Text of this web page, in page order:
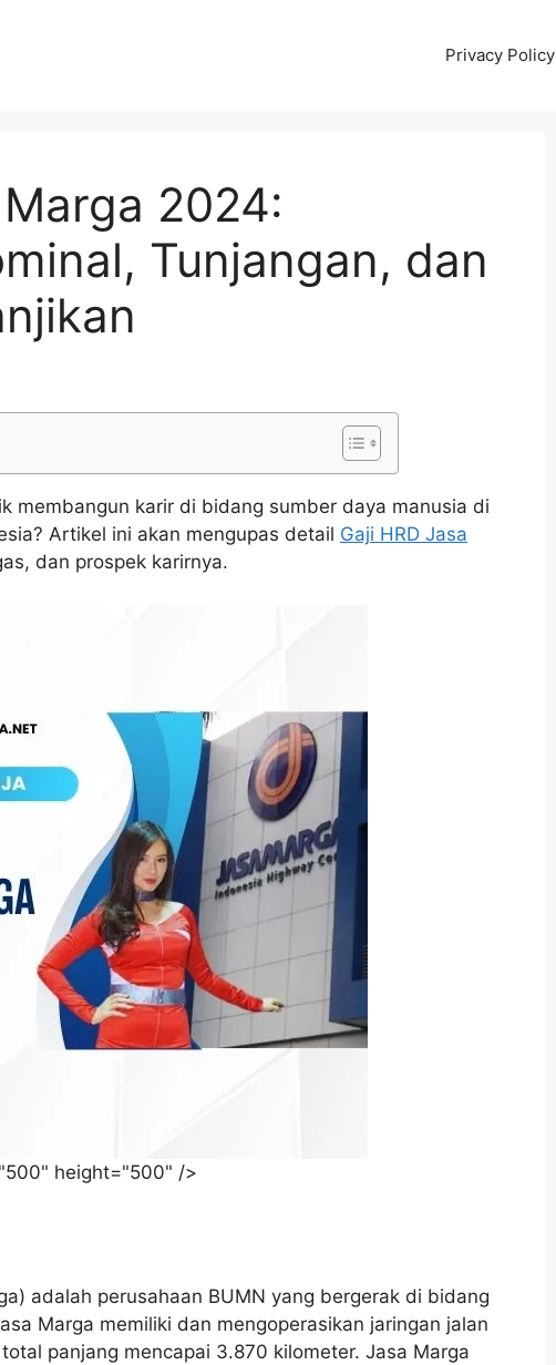
Privacy Policy
2024:
Tunjangan, dan
membangun karir di bidang sumber daya manusia di
Artikel ini akan mengupas detail Gaji HRD Jasa
dan prospek karirnya.
height="500" />
adalah perusahaan BUMN yang bergerak di bidang
Marga memiliki dan mengoperasikan jaringan jalan
panjang mencapai 3.870 kilometer. Jasa Marga